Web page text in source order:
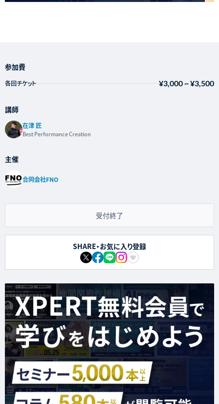
参加費
各回チケット ¥3,000~¥3,500
講師
在津 匠
Best Performance Creation
主催
合同会社FNO
受付終了
SHARE・お気に入り登録